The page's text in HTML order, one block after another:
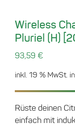
Wireless
Pluriel (H)
93,59 €
inkl. 19 % MwSt.
Rüste deinen
einfach mit